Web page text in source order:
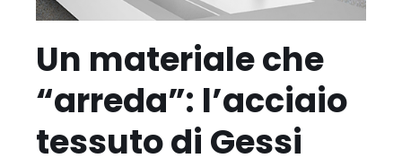
Un materiale che
“arreda”: l’acciaio
tessuto di Gessi